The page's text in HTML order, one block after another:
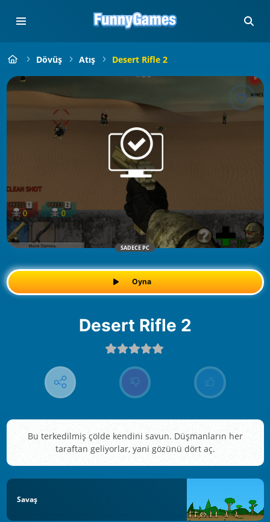
Dövüş Atış Desert Rifle 2
SADECE PC
Oyna
Desert Rifle 2
Bu terkedilmiş çölde kendini savun. Düşmanların her
taraftan geliyorlar, yani gözünü dört aç.
Savaş